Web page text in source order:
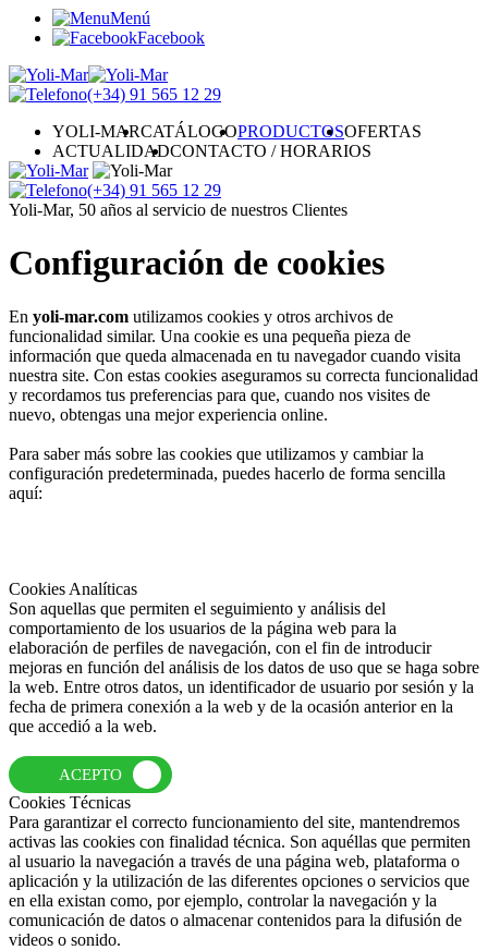
Menú
Facebook
(+34) 91 565 12 29
YOLI-MARCATÁLOGOPRODUCTOSOFERTAS
ACTUALIDADCONTACTO / HORARIOS
(+34) 91 565 12 29
Yoli-Mar, 50 años al servicio de nuestros Clientes
Configuración de cookies
En yoli-mar.com utilizamos cookies y otros archivos de
funcionalidad similar. Una cookie es una pequeña pieza de
información que queda almacenada en tu navegador cuando visita
nuestra site. Con estas cookies aseguramos su correcta funcionalidad
y recordamos tus preferencias para que, cuando nos visites de
nuevo, obtengas una mejor experiencia online.
Para saber más sobre las cookies que utilizamos y cambiar la
configuración predeterminada, puedes hacerlo de forma sencilla
aquí:
Cookies Analíticas
Son aquellas que permiten el seguimiento y análisis del
comportamiento de los usuarios de la página web para la
elaboración de perfiles de navegación, con el fin de introducir
mejoras en función del análisis de los datos de uso que se haga sobre
la web. Entre otros datos, un identificador de usuario por sesión y la
fecha de primera conexión a la web y de la ocasión anterior en la
que accedió a la web.
ACEPTO
Cookies Técnicas
Para garantizar el correcto funcionamiento del site, mantendremos
activas las cookies con finalidad técnica. Son aquéllas que permiten
al usuario la navegación a través de una página web, plataforma o
aplicación y la utilización de las diferentes opciones o servicios que
en ella existan como, por ejemplo, controlar la navegación y la
comunicación de datos o almacenar contenidos para la difusión de
videos o sonido.